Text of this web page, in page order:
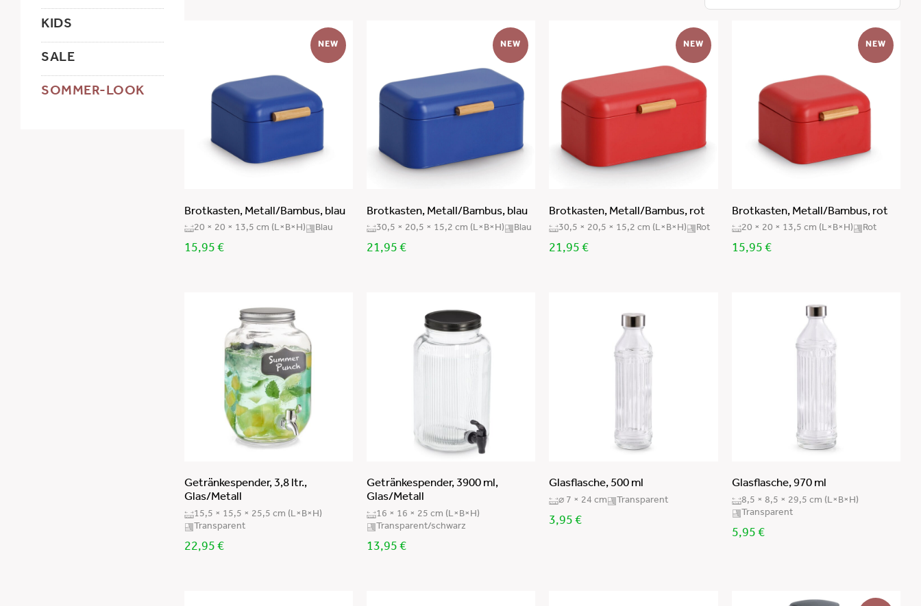
KIDS
SALE
SOMMER-LOOK
hellbraun/gelb
hellbraun/grau
transparent/Dekor/hellbraun
transparent/schwarz
Beschichtung
Bambus/Kunststoff(PP)
Glas/Metall/Kunststoff(PVC,
Wasserhahn PP)
Glas/Silikon
Glas/Metall/Kunststoff(PVC+PP
Kalknatronglas / Bambus
/ Silikon
Glas/Metall/Kunststoff
Glas
(Sodelimeglas)/Silikon
NEW
Brotkasten, Metall/Bambus, blau
20 × 20 × 13,5 cm (L×B×H) Blau
15,95 €
NEW
Brotkasten, Metall/Bambus, blau
30,5 × 20,5 × 15,2 cm (L×B×H) Blau
21,95€
NEW
Brotkasten, Metall/Bambus, rot
30,5 × 20,5 × 15,2 cm (L×B×H) Rot
21,95€
NEW
Brotkasten, Metall/Bambus, rot
20 × 20 × 13,5 cm (L×B×H) Rot
15,95 €
Getränkespender, 3,8 ltr.,
Glas/Metall
15,5 × 15,5 × 25,5 cm (L×B×H)
Transparent
22,95 €
Getränkespender, 3900 ml,
Glas/Metall
16 × 16 × 25 cm (L×B×H)
Transparent/schwarz
13,95€
Glasflasche, 500 ml
⌀ 7 × 24 cm Transparent
3,95€
Glasflasche, 970 ml
8,5 × 8,5 × 29,5 cm (L×B×H)
Transparent
5,95 €